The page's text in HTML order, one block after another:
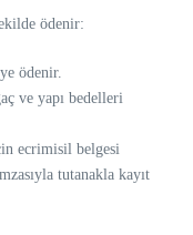
ödenir:
ödenir.
ve yapı bedelleri
ecrimisil belgesi
tutanakla kayıt